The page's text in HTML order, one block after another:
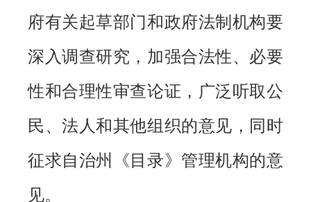
府有关起草部门和政府法制机构要
深入调查研究，加强合法性、必要
性和合理性审查论证，广泛听取公
民、法人和其他组织的意见，同时
征求自治州《目录》管理机构的意
见。